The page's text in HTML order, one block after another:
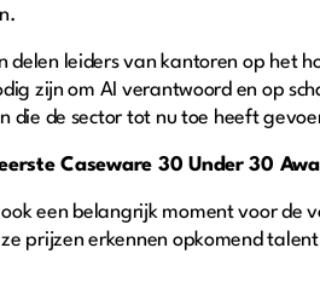
delen leiders van kantoren op het
zijn om AI verantwoord en op
die de sector tot nu toe heeft
Caseware 30 Under 30
een belangrijk moment voor de
prijzen erkennen opkomend